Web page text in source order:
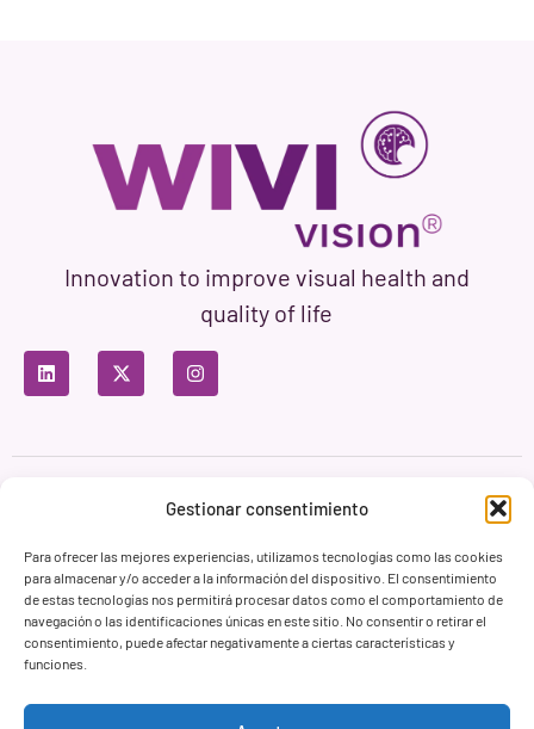
Gestionar consentimiento
Para ofrecer las mejores experiencias, utilizamos tecnologías como las cookies
para almacenar y/o acceder a la información del dispositivo. El consentimiento
de estas tecnologías nos permitirá procesar datos como el comportamiento de
navegación o las identificaciones únicas en este sitio. No consentir o retirar el
consentimiento, puede afectar negativamente a ciertas características y
funciones.
Innovation to improve visual health and
quality of life
Privacy Policy Terms of Use
Cookie Policy